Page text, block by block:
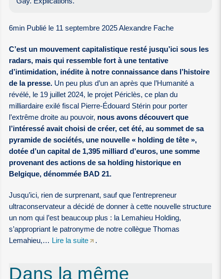
6min Publié le 11 septembre 2025 Alexandre Fache
C’est un mouvement capitalistique resté jusqu’ici sous les
radars, mais qui ressemble fort à une tentative
d’intimidation, inédite à notre connaissance dans l’histoire
de la presse. Un peu plus d’un an après que l’Humanité a
révélé, le 19 juillet 2024, le projet Périclès, ce plan du
milliardaire exilé fiscal Pierre-Édouard Stérin pour porter
l’extrême droite au pouvoir, nous avons découvert que
l’intéressé avait choisi de créer, cet été, au sommet de sa
pyramide de sociétés, une nouvelle « holding de tête »,
dotée d’un capital de 1,395 milliard d’euros, une somme
provenant des actions de sa holding historique en
Belgique, dénommée BAD 21.
Jusqu’ici, rien de surprenant, sauf que l’entrepreneur
ultraconservateur a décidé de donner à cette nouvelle structure
un nom qui l’est beaucoup plus : la Lemahieu Holding,
s’appropriant le patronyme de notre collègue Thomas
Lemahieu,… Lire la suite .
Dans la même